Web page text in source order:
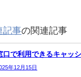
記事の関連記事
口で利用できるキャッ
年12月15日